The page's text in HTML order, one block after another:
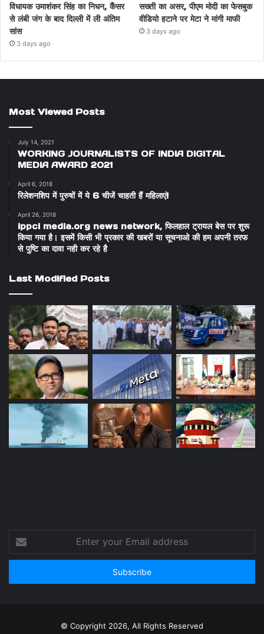
विधायक उमाशंकर सिंह का निधन, कैंसर
से लंबी जंग के बाद दिल्ली में ली अंतिम
सांस
3 days ago
सख्ती का असर, पीएम मोदी का फेसबुक
वीडियो हटाने पर मेटा ने मांगी माफी
3 days ago
Most Viewed Posts
July 14, 2021
WORKING JOURNALISTS OF INDIA DIGITAL
MEDIA AWARD 2021
April 6, 2018
रिलेशनशिप में पुरुषों में ये 6 चीजें चाहती हैं महिलाएं!
April 26, 2018
ippci media.org news network, फिलहाल ट्रायल बेस पर शुरू
किया गया है। इसमें किसी भी प्रकार की खबरों या सूचनाओ की हम अपनी तरफ
से पुष्टि का दावा नही कर रहे है
Last Modified Posts
your
Email
© Copyright 2026, All Rights Reserved